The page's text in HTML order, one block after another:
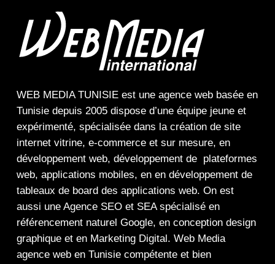
WEB MEDIA TUNISIEest une agence webbasée en
Tunisie depuis 2005 dispose d’une équipe jeune et
expérimenté, spécialisée dans la création de site
internet vitrine, e-commerceet sur mesure, en
développement web, développement de plateformes
web, applications mobiles, en en développement de
tableaux de board des applications web. On est
aussi une Agence SEOet SEAspécialisé en
référencement naturel Google, en conception design
graphiqueet en Marketing Digital . Web Media
agence web en Tunisie compétente et bien